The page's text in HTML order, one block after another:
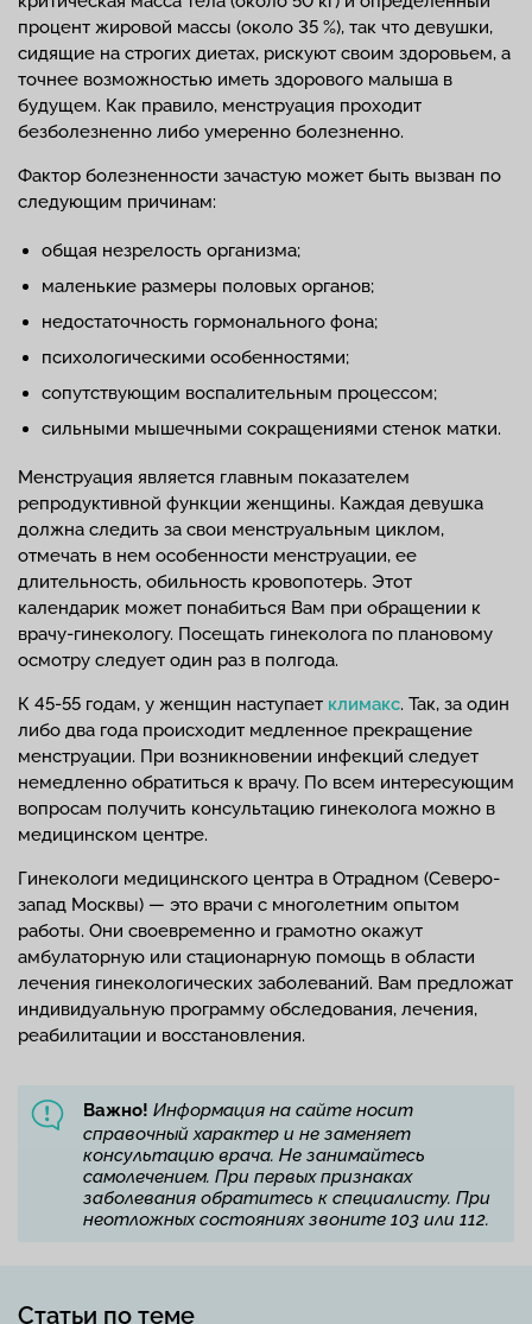
процент жировой массы (около 35 %), так что девушки,
сидящие на строгих диетах, рискуют своим здоровьем, а
точнее возможностью иметь здорового малыша в
будущем. Как правило, менструация проходит
безболезненно либо умеренно болезненно.
Фактор болезненности зачастую может быть вызван по
следующим причинам:
общая незрелость организма;
маленькие размеры половых органов;
недостаточность гормонального фона;
психологическими особенностями;
сопутствующим воспалительным процессом;
сильными мышечными сокращениями стенок матки.
Менструация является главным показателем
репродуктивной функции женщины. Каждая девушка
должна следить за свои менструальным циклом,
отмечать в нем особенности менструации, ее
длительность, обильность кровопотерь. Этот
календарик может понабиться Вам при обращении к
врачу-гинекологу. Посещать гинеколога по плановому
осмотру следует один раз в полгода.
К 45-55 годам, у женщин наступает климакс. Так, за один
либо два года происходит медленное прекращение
менструации. При возникновении инфекций следует
немедленно обратиться к врачу. По всем интересующим
вопросам получить консультацию гинеколога можно в
медицинском центре.
Гинекологи медицинского центра в Отрадном (Северо-
запад Москвы) — это врачи с многолетним опытом
работы. Они своевременно и грамотно окажут
амбулаторную или стационарную помощь в области
лечения гинекологических заболеваний. Вам предложат
индивидуальную программу обследования, лечения,
реабилитации и восстановления.
Важно! Информация на сайте носит
справочный характер и не заменяет
консультацию врача. Не занимайтесь
самолечением. При первых признаках
заболевания обратитесь к специалисту. При
неотложных состояниях звоните 103 или 112.
Статьи по теме